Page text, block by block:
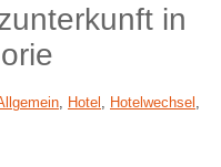
in
Hotel Hotelwechsel